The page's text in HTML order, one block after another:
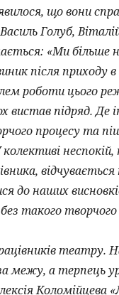
що вони
Голуб,
«Ми
після приходу
роботи цього
підряд. Де
процесу та
до наших
такого творчого
театру.
межу, а терпець